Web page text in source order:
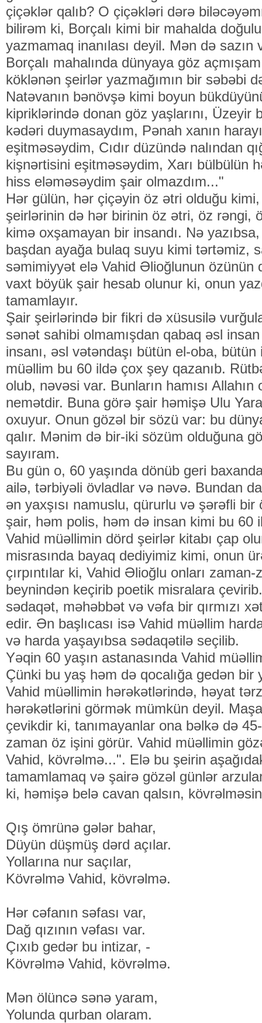
çiçəklər qalıb? O çiçəkləri dərə
bilirəm ki, Borçalı kimi bir mahalda
yazmamaq inanılası deyil. Mən də
Borçalı mahalında dünyaya göz
köklənən şeirlər yazmağımın bir səbəbi
Natəvanın bənövşə kimi boyun
kipriklərində donan göz yaşlarını, Üzeyir
kədəri duymasaydım, Pənah xanın
eşitməsəydim, Cıdır düzündə nalından
kişnərtisini eşitməsəydim, Xarı bülbülün
hiss eləməsəydim şair olmazdım..."
Hər gülün, hər çiçəyin öz ətri olduğu
şeirlərinin də hər birinin öz ətri, öz rəngi,
kimə oxşamayan bir insandı. Nə
başdan ayağa bulaq suyu kimi tərtəmiz,
səmimiyyət elə Vahid Əlioğlunun özünün
vaxt böyük şair hesab olunur ki, onun
tamamlayır.
Şair şeirlərində bir fikri də xüsusilə
sənət sahibi olmamışdan qabaq əsl
insanı, əsl vətəndaşı bütün el-oba,
müəllim bu 60 ildə çox şey qazanıb.
olub, nəvəsi var. Bunların hamısı
nemətdir. Buna görə şair həmişə Ulu
oxuyur. Onun gözəl bir sözü var: bu
qalır. Mənim də bir-iki sözüm olduğuna
sayıram.
Bu gün o, 60 yaşında dönüb geri
ailə, tərbiyəli övladlar və nəvə. Bundan
ən yaxşısı namuslu, qürurlu və şərəfli
şair, həm polis, həm də insan kimi bu 60
Vahid müəllimin dörd şeirlər kitabı çap
misrasında bayaq dediyimiz kimi, onun
çırpıntılar ki, Vahid Əlioğlu onları
beynindən keçirib poetik misralara
sədaqət, məhəbbət və vəfa bir qırmızı
edir. Ən başlıcası isə Vahid müəllim
və harda yaşayıbsa sədaqətilə seçilib.
Yəqin 60 yaşın astanasında Vahid
Çünki bu yaş həm də qocalığa gedən bir
Vahid müəllimin hərəkətlərində, həyat
hərəkətlərini görmək mümkün deyil.
çevikdir ki, tanımayanlar ona bəlkə də
zaman öz işini görür. Vahid müəllimin
Vahid, kövrəlmə...". Elə bu şeirin
tamamlamaq və şairə gözəl günlər
ki, həmişə belə cavan qalsın,
Qış ömrünə gələr bahar,
Düyün düşmüş dərd açılar.
Yollarına nur saçılar,
Kövrəlmə Vahid, kövrəlmə.
Hər cəfanın səfası var,
Dağ qızının vəfası var.
Çıxıb gedər bu intizar, -
Kövrəlmə Vahid, kövrəlmə.
Mən ölüncə sənə yaram,
Yolunda qurban olaram.